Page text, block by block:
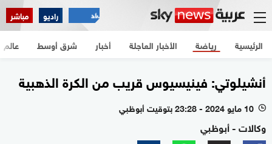
راديو مباشر
الرئيسية الأخبار العاجلة أخبار شرق أوسط عالم رياضة
أنشيلوتي: فينيسيوس قريب من الكرة الذهبية
l 10 مايو 2024 - 23:28 بتوقيت أبوظبي
وكالات - أبوظبي